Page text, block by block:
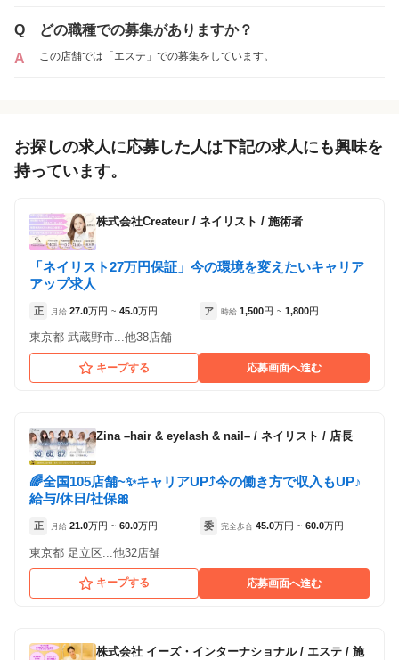
Q
どの職種での募集がありますか？
A
この店舗では「エステ」での募集をしています。
お探しの求人に応募した人は下記の求人にも興味を
持っています。
株式会社Createur / ネイリスト / 施術者
「ネイリスト27万円保証」今の環境を変えたいキャリア
アップ求人
正 月給 27.0万円 ~ 45.0万円 ア 時給 1,500円 ~ 1,800円
東京都 武蔵野市...他38店舗
キープする 応募画面へ進む
Zina –hair & eyelash & nail– / ネイリスト / 店長
🌈全国105店舗~✨キャリアUP⤴️今の働き方で収入もUP♪
給与/休日/社保🎀
正 月給 21.0万円 ~ 60.0万円 委 完全歩合 45.0万円 ~ 60.0万円
東京都 足立区...他32店舗
キープする 応募画面へ進む
株式会社 イーズ・インターナショナル/ エステ / 施